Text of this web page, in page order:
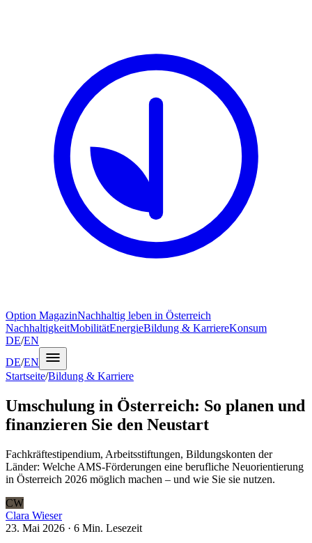
Option MagazinNachhaltig leben in Österreich
NachhaltigkeitMobilitätEnergieBildung & KarriereKonsum
DE/EN
DE/EN
Startseite/Bildung & Karriere
Umschulung in Österreich: So planen und
finanzieren Sie den Neustart
Fachkräftestipendium, Arbeitsstiftungen, Bildungskonten der
Länder: Welche AMS-Förderungen eine berufliche Neuorientierung
in Österreich 2026 möglich machen – und wie Sie sie nutzen.
CW
Clara Wieser
23. Mai 2026 · 6 Min. Lesezeit